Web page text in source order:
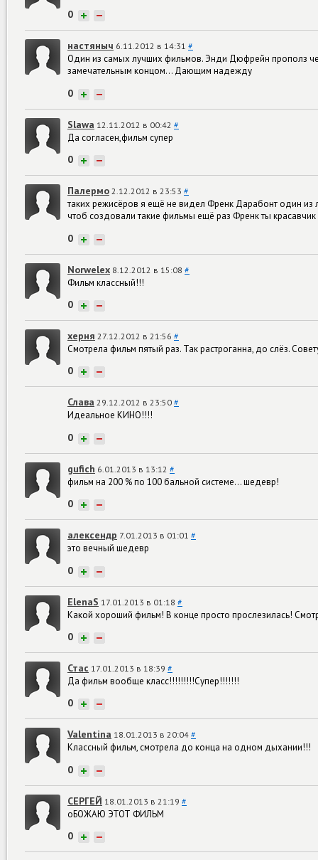
0 + −
настяныч 6.11.2012 в 14:31 #
Один из самых лучших фильмов. Энди Дюфрейн прополз
замечательным концом... Дающим надежду
0 + −
Slawa 12.11.2012 в 00:42 #
Да согласен,фильм супер
0 + −
Палермо 2.12.2012 в 23:53 #
таких режисёров я ещё не видел Френк Дарабонт один из
чтоб создовали такие фильмы ещё раз Френк ты красавчик
0 + −
Norwelex 8.12.2012 в 15:08 #
Фильм классный!!!
0 + −
херня 27.12.2012 в 21:56 #
Смотрела фильм пятый раз. Так растроганна, до слёз.
0 + −
Слава 29.12.2012 в 23:50 #
Идеальное КИНО!!!!
0 + −
gufich 6.01.2013 в 13:12 #
фильм на 200 % по 100 бальной системе... шедевр!
0 + −
алексендр 7.01.2013 в 01:01 #
это вечный шедевр
0 + −
ElenaS 17.01.2013 в 01:18 #
Какой хороший фильм! В конце просто прослезилась!
0 + −
Стас 17.01.2013 в 18:39 #
Да фильм вообще класс!!!!!!!!!Супер!!!!!!!
0 + −
Valentina 18.01.2013 в 20:04 #
Классный фильм, смотрела до конца на одном дыхании!!!
0 + −
СЕРГЕЙ 18.01.2013 в 21:19 #
оБОЖАЮ ЭТОТ ФИЛЬМ
0 + −